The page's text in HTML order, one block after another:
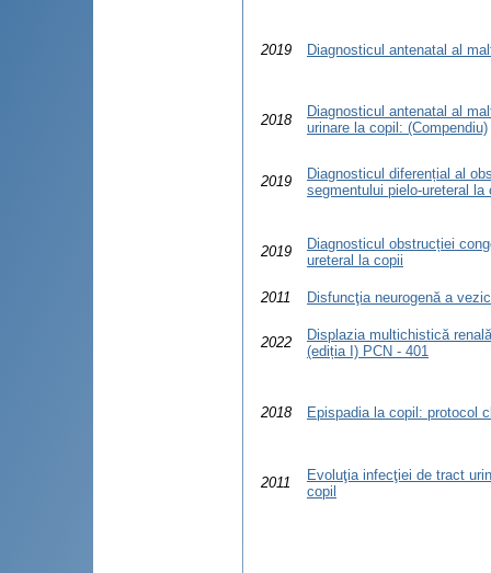
2019 Diagnosticul antenatal al
2018
Diagnosticul antenatal al
urinare la copil: (Compendiu)
2019
Diagnosticul diferențial al
segmentului pielo-ureteral la
2019
Diagnosticul obstrucției
ureteral la copii
2011 Disfuncţia neurogenă a
2022
Displazia multichistică
(ediția I) PCN - 401
2018 Epispadia la copil: protocol
2011
Evoluţia infecţiei de tract
copil